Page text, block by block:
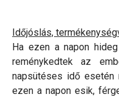
Időjóslás,
Ha ezen a napon
reménykedtek az
napsütéses idő
ezen a napon esik,